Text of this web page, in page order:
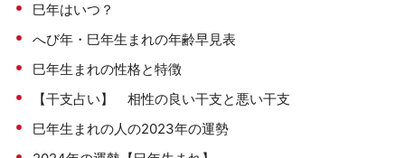
巳年はいつ？
へび年・巳年生まれの年齢早見表
巳年生まれの性格と特徴
【干支占い】 相性の良い干支と悪い干支
巳年生まれの人の2023年の運勢